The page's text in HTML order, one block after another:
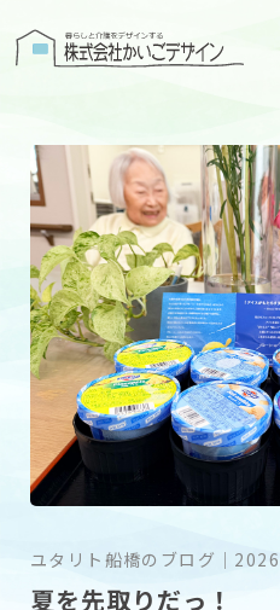
有料老人ホームユタリト
ユタリト船橋
ユタリト市川
デイサービスネスト実籾
建築設計
ブログ
会社案内
ユタリト船橋のブログ ｜
夏を先取りだっ！